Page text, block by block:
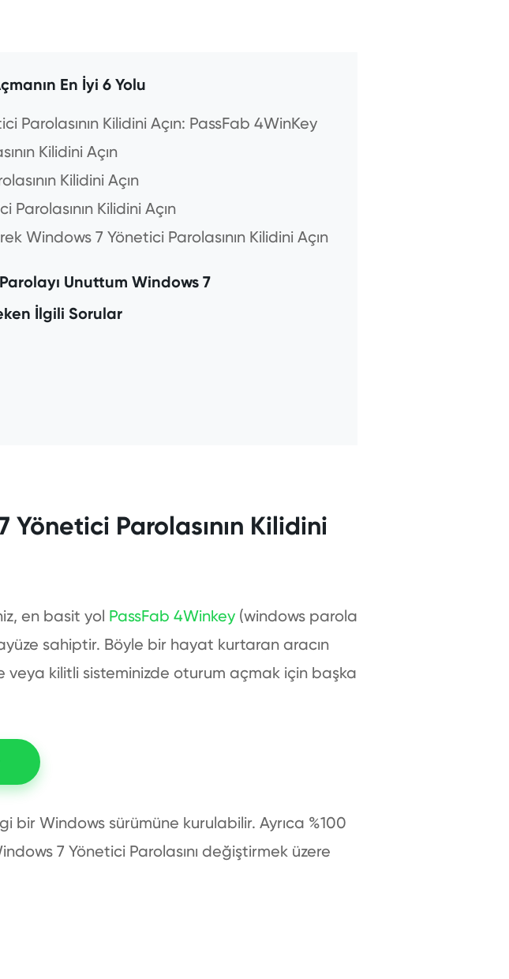
En İyi 6 Yolu
Parolasının Kilidini Açın: PassFab 4WinKey
Kilidini Açın
Kilidini Açın
Kilidini Açın
Windows 7 Yönetici Parolasının Kilidini Açın
Unuttum Windows 7
İlgili Sorular
Yönetici Parolasının Kilidini
en basit yol PassFab 4Winkey (windows parola
sahiptir. Böyle bir hayat kurtaran aracın
veya kilitli sisteminizde oturum açmak için başka
bir Windows sürümüne kurulabilir. Ayrıca %100
7 Yönetici Parolasını değiştirmek üzere